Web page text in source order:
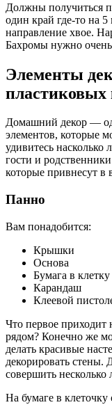
Должны получиться
один край где-то на 5
направление хвое.
Бахромы нужно
Элементы
Домашний декор —
элементов, которые
удивитесь насколько
гости и
которые привнесут
Панно
Вам понадобится:
Крышки
Основа
Бумага в клетку
Карандаш
Клеевой
Что первое приходит
рядом? Конечно же
делать красивые
декорировать стены.
совершить несколько
На бумаге в клеточку